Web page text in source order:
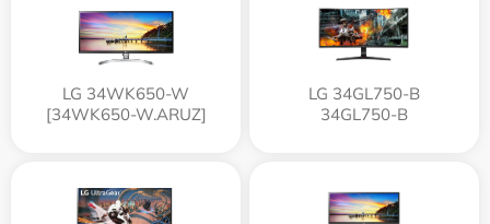
LG 34WK650-W
[34WK650-W.ARUZ]
LG 34GL750-B
34GL750-B